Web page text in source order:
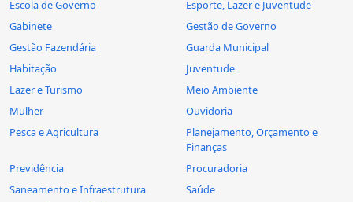
Escola de Governo
Esporte, Lazer e Juventude
Gabinete
Gestão de Governo
Gestão Fazendária
Guarda Municipal
Habitação
Juventude
Lazer e Turismo
Meio Ambiente
Mulher
Ouvidoria
Pesca e Agricultura
Planejamento, Orçamento e
Finanças
Previdência
Procuradoria
Saneamento e Infraestrutura
Saúde